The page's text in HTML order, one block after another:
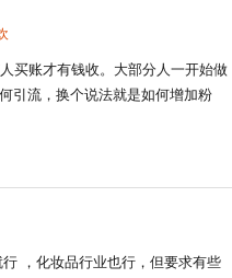
买账才有钱收。大部分人一开始做
引流，换个说法就是如何增加粉
，化妆品行业也行，但要求有些